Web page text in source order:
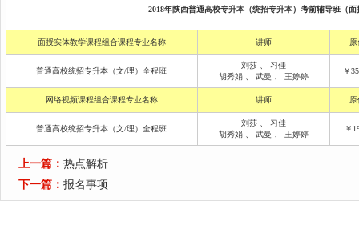
2018年陕西普通高校专升本（统招专升本）考前辅导班（
面授实体教学课程组合课程专业名称 讲师
普通高校统招专升本（文/理）全程班
刘莎
习佳
胡秀娟
武曼 王婷婷
￥
网络视频课程组合课程专业名称 讲师
普通高校统招专升本（文/理）全程班
刘莎
习佳
胡秀娟
武曼 王婷婷
￥
上一篇： 热点解析
下一篇： 报名事项